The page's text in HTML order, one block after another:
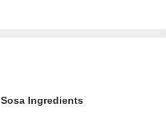
Sosa Ingredients